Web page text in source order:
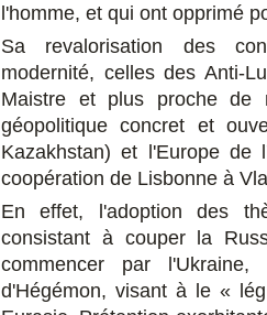
l'homme, et qui ont opprimé
Sa revalorisation des
modernité, celles des Anti-
Maistre et plus proche de
géopolitique concret et
Kazakhstan) et l'Europe de
coopération de Lisbonne à
En effet, l'adoption des
consistant à couper la
commencer par
d'Hégémon, visant à le «